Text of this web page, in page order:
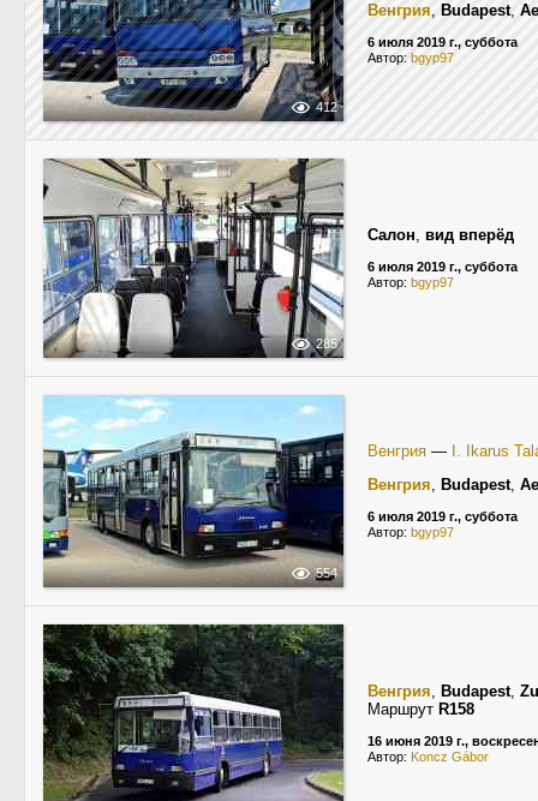
412
Венгрия, Budapest,
6 июля 2019 г., суббота
Автор: bgyp97
285
Салон, вид вперёд
6 июля 2019 г., суббота
Автор: bgyp97
554
Венгрия — I. Ikarus
Венгрия, Budapest,
6 июля 2019 г., суббота
Автор: bgyp97
Венгрия, Budapest,
Маршрут R158
16 июня 2019 г.,
Автор: Koncz Gábor